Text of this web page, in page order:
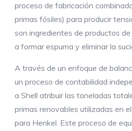
proceso de fabricación
primas fósiles) para producir
son ingredientes de productos
a formar espuma y eliminar la
A través de un enfoque de
un proceso de contabilidad
a Shell atribuir las toneladas
primas renovables utilizadas en
para Henkel. Este proceso de